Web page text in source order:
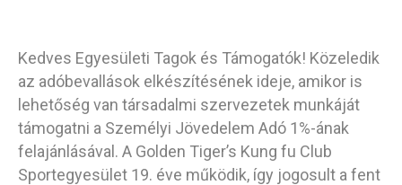
Kedves Egyesületi Tagok és Támogatók! Közeledik
az adóbevallások elkészítésének ideje, amikor is
lehetőség van társadalmi szervezetek munkáját
támogatni a Személyi Jövedelem Adó 1%-ának
felajánlásával. A Golden Tiger’s Kung fu Club
Sportegyesület 19. éve működik, így jogosult a fent